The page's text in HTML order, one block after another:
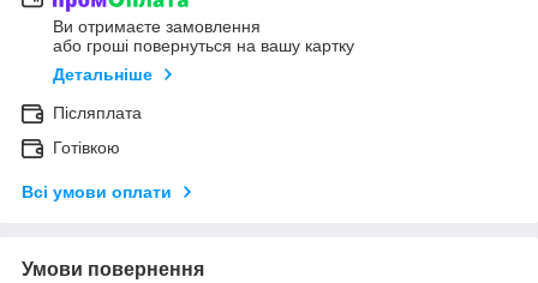
Ви отримаєте замовлення
або гроші повернуться на вашу картку
Детальніше
Післяплата
Готівкою
Всі умови оплати
Умови повернення